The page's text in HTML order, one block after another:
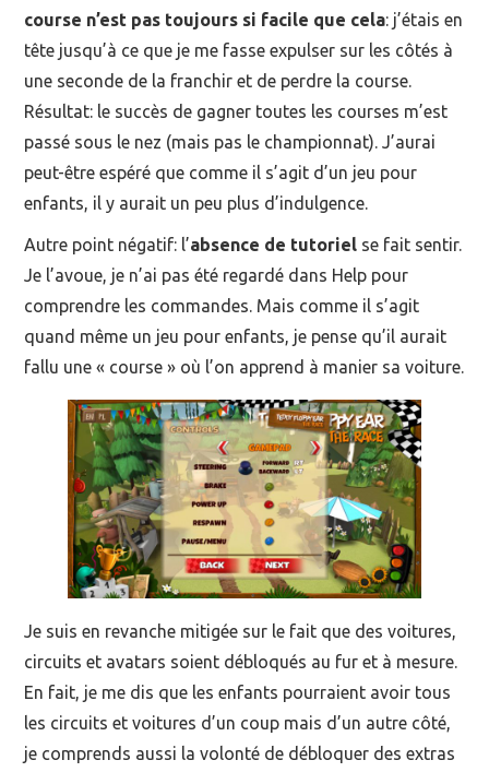
course n’est pas toujours si facile que cela: j’étais en
tête jusqu’à ce que je me fasse expulser sur les côtés à
une seconde de la franchir et de perdre la course.
Résultat: le succès de gagner toutes les courses m’est
passé sous le nez (mais pas le championnat). J’aurai
peut-être espéré que comme il s’agit d’un jeu pour
enfants, il y aurait un peu plus d’indulgence.
Autre point négatif: l’absence de tutoriel se fait sentir.
Je l’avoue, je n’ai pas été regardé dans Help pour
comprendre les commandes. Mais comme il s’agit
quand même un jeu pour enfants, je pense qu’il aurait
fallu une « course » où l’on apprend à manier sa voiture.
Je suis en revanche mitigée sur le fait que des voitures,
circuits et avatars soient débloqués au fur et à mesure.
En fait, je me dis que les enfants pourraient avoir tous
les circuits et voitures d’un coup mais d’un autre côté,
je comprends aussi la volonté de débloquer des extras